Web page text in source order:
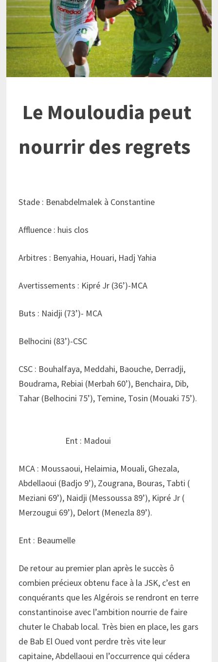
Le Mouloudia peut
nourrir des regrets
Stade : Benabdelmalek à Constantine
Affluence : huis clos
Arbitres : Benyahia, Houari, Hadj Yahia
Avertissements : Kipré Jr (36’)-MCA
Buts : Naidji (73’)- MCA
Belhocini (83’)-CSC
CSC : Bouhalfaya, Meddahi, Baouche, Derradji,
Boudrama, Rebiai (Merbah 60’), Benchaira, Dib,
Tahar (Belhocini 75’), Temine, Tosin (Mouaki 75’).
Ent : Madoui
MCA : Moussaoui, Helaimia, Mouali, Ghezala,
Abdellaoui (Badjo 9’), Zougrana, Bouras, Tabti (
Meziani 69’), Naidji (Messoussa 89’), Kipré Jr (
Merzougui 69’), Delort (Menezla 89’).
Ent : Beaumelle
De retour au premier plan après le succès ô
combien précieux obtenu face à la JSK, c’est en
conquérants que les Algérois se rendront en terre
constantinoise avec l’ambition nourrie de faire
chuter le Chabab local. Très bien en place, les gars
de Bab El Oued vont perdre très vite leur
capitaine, Abdellaoui en l’occurrence qui cédera